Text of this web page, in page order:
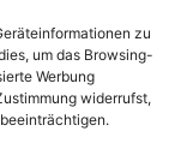
zu
um das Browsing-
Werbung
widerrufst,
Rechtliches
Rechtliche Hinweise
Impressum
Datenschutzerklärung